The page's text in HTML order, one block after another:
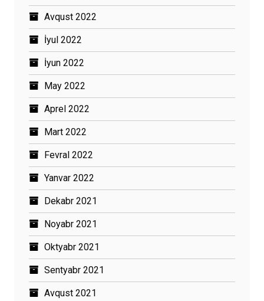
Avqust 2022
İyul 2022
İyun 2022
May 2022
Aprel 2022
Mart 2022
Fevral 2022
Yanvar 2022
Dekabr 2021
Noyabr 2021
Oktyabr 2021
Sentyabr 2021
Avqust 2021